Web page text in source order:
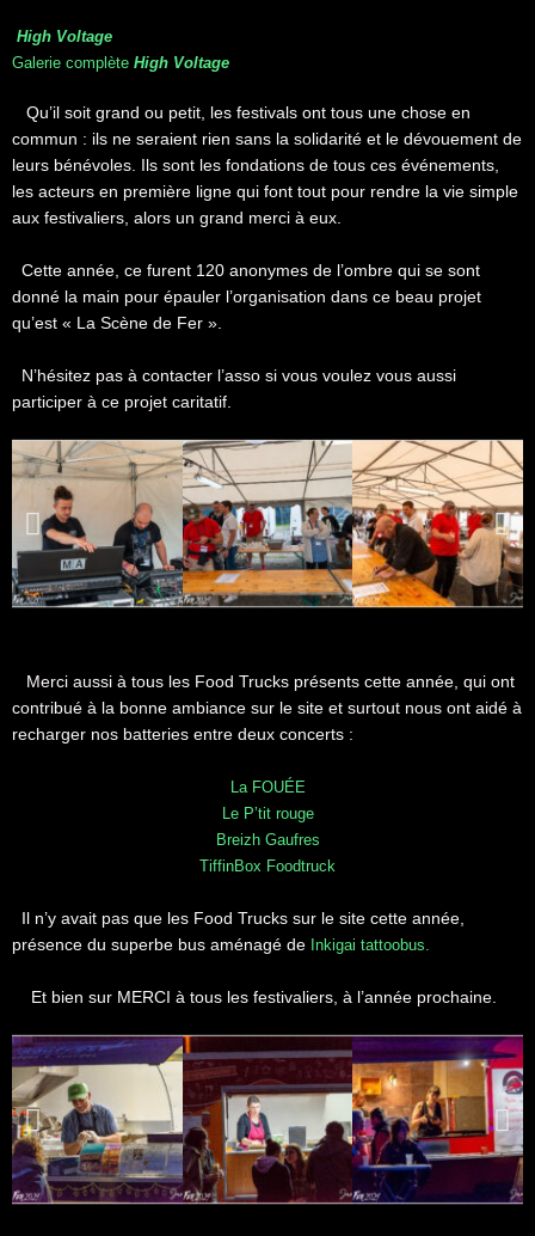
High Voltage
Galerie complète High Voltage
Qu’il soit grand ou petit, les festivals ont tous une chose en
commun : ils ne seraient rien sans la solidarité et le dévouement de
leurs bénévoles. Ils sont les fondations de tous ces événements,
les acteurs en première ligne qui font tout pour rendre la vie simple
aux festivaliers, alors un grand merci à eux.
Cette année, ce furent 120 anonymes de l’ombre qui se sont
donné la main pour épauler l’organisation dans ce beau projet
qu’est « La Scène de Fer ».
N’hésitez pas à contacter l’asso si vous voulez vous aussi
participer à ce projet caritatif.
Merci aussi à tous les Food Trucks présents cette année, qui ont
contribué à la bonne ambiance sur le site et surtout nous ont aidé à
recharger nos batteries entre deux concerts :
La FOUÉE
Le P’tit rouge
Breizh Gaufres
TiffinBox Foodtruck
Il n’y avait pas que les Food Trucks sur le site cette année,
présence du superbe bus aménagé de Inkigai tattoobus.
Et bien sur MERCI à tous les festivaliers, à l’année prochaine.